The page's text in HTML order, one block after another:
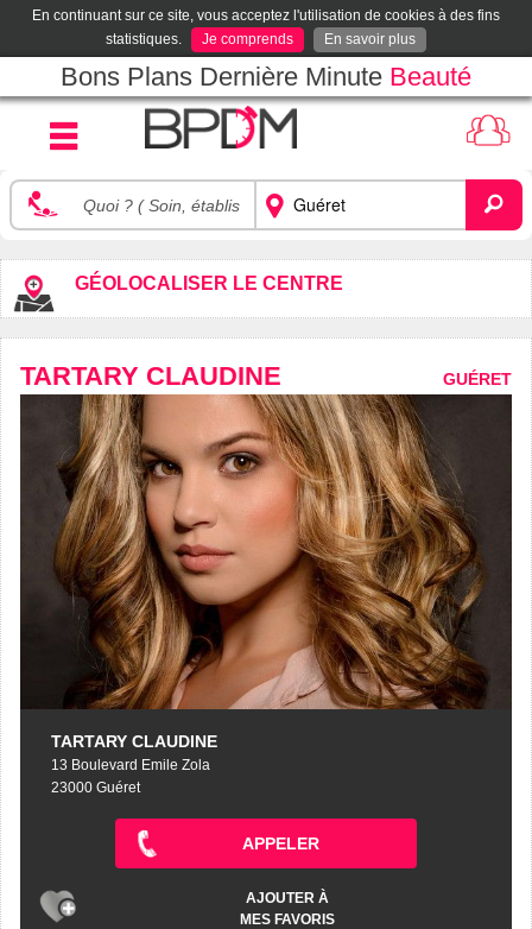
En continuant sur ce site, vous acceptez l'utilisation de cookies à des fins
statistiques.
Je comprends En savoir plus
Bons Plans Dernière Minute Beauté
GÉOLOCALISER LE CENTRE
TARTARY CLAUDINE GUÉRET
TARTARY CLAUDINE
13 Boulevard Emile Zola
23000 Guéret
APPELER
AJOUTER À
MES FAVORIS